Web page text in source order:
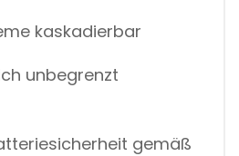
kaskadierbar
unbegrenzt
gemäß